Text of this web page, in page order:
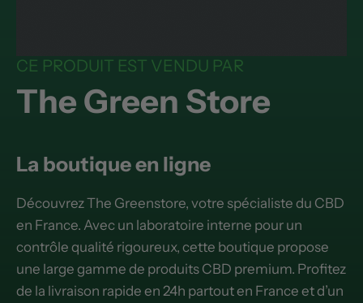
CE PRODUIT EST VENDU PAR
The Green Store
La boutique en ligne
Découvrez The Greenstore, votre spécialiste du CBD
en France. Avec un laboratoire interne pour un
contrôle qualité rigoureux, cette boutique propose
une large gamme de produits CBD premium. Profitez
de la livraison rapide en 24h partout en France et d’un